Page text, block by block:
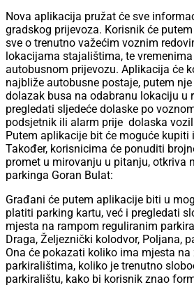
Nova aplikacija pružat će sve
gradskog prijevoza. Korisnik će
sve o trenutno važećim voznim
lokacijama stajalištima, te
autobusnom prijevozu. Aplikacija će
najbliže autobusne postaje, putem
dolazak busa na odabranu lokaciju u
pregledati sljedeće dolaske po
podsjetnik ili alarm prije dolaska
Putem aplikacije bit će moguće kupiti
Također, korisnicima će ponuditi
promet u mirovanju u pitanju, otkriva
parkinga Goran Bulat:
Građani će putem aplikacije biti u
platiti parking kartu, već i pregledati
mjesta na rampom reguliranim
Draga, Željeznički kolodvor, Poljana,
Ona će pokazati koliko ima mjesta na
parkiralištima, koliko je trenutno
parkiralištu, kako bi korisnik znao